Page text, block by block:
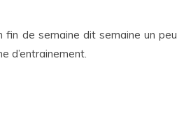
fin de semaine dit semaine un peu
d’entrainement.